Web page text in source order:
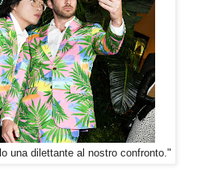
una dilettante al nostro confronto."